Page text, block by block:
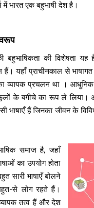
भारत एक बहुभाषी देश है।
की विशेषता यह
यहाँ प्राचीनकाल से
व्यापक प्रचलन था ।
फूलों के बगीचे का रूप ले
भाषाएँ हैं जिनका जीवन के
समाज है, जहाँ
का उपयोग होता
सारी भाषाएँ बोलने
से लोग रहते हैं।
तत्व हैं और देश